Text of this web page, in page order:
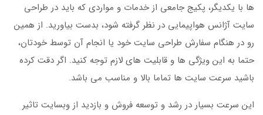
ها با یکدیگر، پکیج جامعی از خدمات و مواردی که باید در طراحی
سایت آژانس هواپیمایی در نظر گرفته شود، بدست بیاورید. از همین
رو در هنگام سفارش طراحی سایت خود یا انجام آن توسط خودتان،
حتما به این ویژگی ها و قابلیت های لازم توجه کنید. اگر دقت کرده
باشید سرعت سایت ها تماما بالا و مناسب می باشد.
این سرعت بسیار در رشد و توسعه فروش و بازدید از وبسایت تاثیر